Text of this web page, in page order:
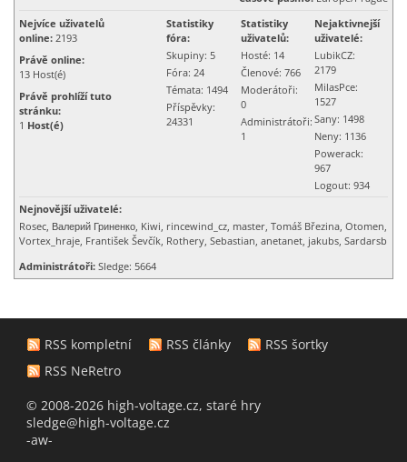
Nejvíce uživatelů
online: 2193
Právě online:
13 Host(é)
Právě prohlíží tuto
stránku:
1 Host(é)
Nejaktivnejší
uživatelé:
LubikCZ:
2179
MilasPce:
1527
Sany: 1498
Neny: 1136
Powerack:
967
Logout: 934
Statistiky
uživatelů:
Hosté: 14
Členové: 766
Moderátoři:
0
Administrátoři:
1
Statistiky
fóra:
Skupiny: 5
Fóra: 24
Témata: 1494
Příspěvky:
24331
Nejnovější uživatelé:
Rosec, Валерий Гриненко, Kiwi, rincewind_cz, master, Tomáš Březina, Otomen,
Vortex_hraje, František Ševčík, Rothery, Sebastian, anetanet, jakubs, Sardarsb
Administrátoři: Sledge: 5664
RSS kompletní RSS články
RSS šortky
RSS NeRetro
© 2008-2026 high-voltage.cz, staré hry
sledge@high-voltage.cz
-aw-